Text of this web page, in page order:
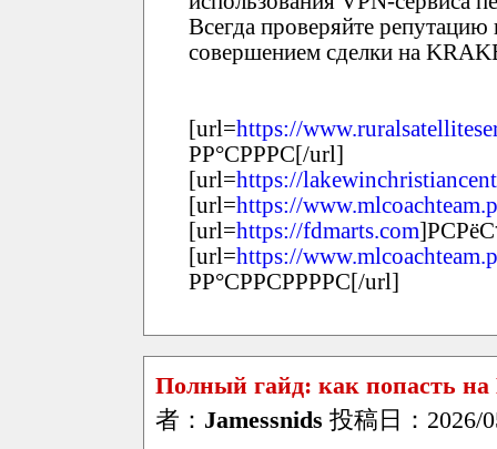
Всегда проверяйте
совершением сделки на
[url=https://
РР°СРРРС[/url]
[url=https://
[url=https://
[url=https://fdmarts.com
[url=https://
РР°СРРСРРРРС[/url]
Полный гайд: как попасть
者： Jamessnids 投稿日：2026/